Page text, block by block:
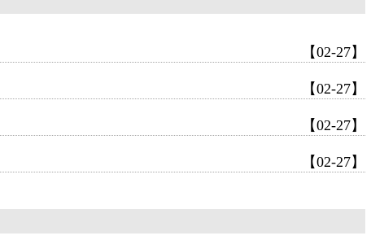
【02-27】
【02-27】
【02-27】
【02-27】